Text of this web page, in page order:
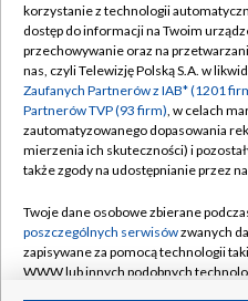
Abonament TVP
Emisja w TVP
Centrum informacji TVP
Naziemna Telewizja
Rada Programowa
System NOS
Polityka
korzystanie z technologii
dostęp do informacji na Twoim
przechowywanie oraz na
nas, czyli Telewizję Polską S.A. w
Zaufanych Partnerów z IAB* (1201
Partnerów TVP (93 firm), w celach
zautomatyzowanego dopasowania
mierzenia ich skuteczności) i
także zgody na udostępnianie przez
Twoje dane osobowe zbierane
poszczególnych serwisówzwanych
zapisywane za pomocą technologii
WWW lub innych podobnych